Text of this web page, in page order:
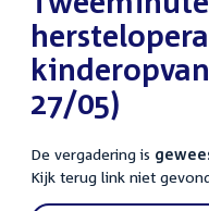
27/05)
De vergadering is
Kijk terug link niet